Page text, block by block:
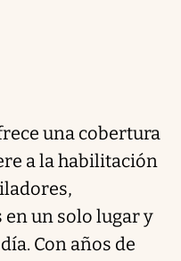
una cobertura
a la habilitación
un solo lugar y
Con años de